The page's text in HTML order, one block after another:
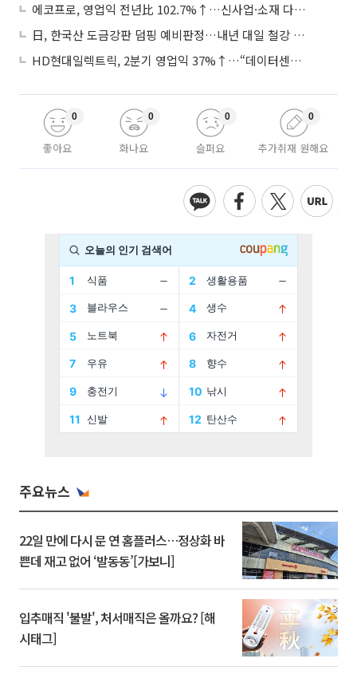
에코프로, 영업익 전년比 102.7%↑…신사업·소재 다각화 박차
日, 한국산 도금강판 덤핑 예비판정…내년 대일 철강 수출 ‘빨간불’
HD현대일렉트릭, 2분기 영업익 37%↑…“데이터센터 사업, 새로운 성장 축”
좋아요
0
화나요
0
슬퍼요
0
추가취재 원해요
0
주요뉴스
22일 만에 다시 문 연 홈플러스…정상화 바
쁜데 재고 없어 ‘발동동’[가보니]
입추매직 '불발', 처서매직은 올까요? [해
시태그]